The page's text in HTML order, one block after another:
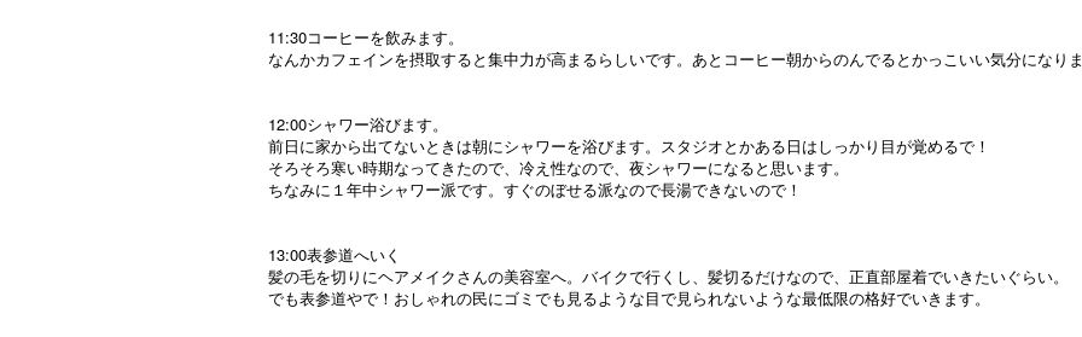
11:30コーヒーを飲みます。
なんかカフェインを摂取すると集中力が高まるらしいです。あとコーヒー朝からのんでるとかっこいい気分になり
12:00シャワー浴びます。
前日に家から出てないときは朝にシャワーを浴びます。スタジオとかある日はしっかり目が覚めるで！
そろそろ寒い時期なってきたので、冷え性なので、夜シャワーになると思います。
ちなみに１年中シャワー派です。すぐのぼせる派なので長湯できないので！
13:00表参道へいく
髪の毛を切りにヘアメイクさんの美容室へ。バイクで行くし、髪切るだけなので、正直部屋着でいきたいぐらい。
でも表参道やで！おしゃれの民にゴミでも見るような目で見られないような最低限の格好でいきます。